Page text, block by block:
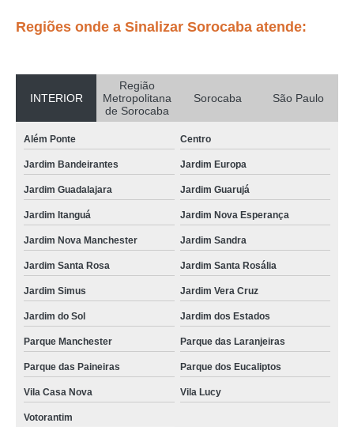
Regiões onde a Sinalizar Sorocaba atende:
INTERIOR
Região
Metropolitana
de Sorocaba
Sorocaba São Paulo
Além Ponte Centro
Jardim Bandeirantes Jardim Europa
Jardim Guadalajara Jardim Guarujá
Jardim Itanguá Jardim Nova Esperança
Jardim Nova Manchester Jardim Sandra
Jardim Santa Rosa Jardim Santa Rosália
Jardim Simus Jardim Vera Cruz
Jardim do Sol Jardim dos Estados
Parque Manchester Parque das Laranjeiras
Parque das Paineiras Parque dos Eucaliptos
Vila Casa Nova Vila Lucy
Votorantim